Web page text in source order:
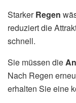
StarkerRegen
reduziert die
schnell.
Sie müssen die
Nach Regen
erhalten Sie eine